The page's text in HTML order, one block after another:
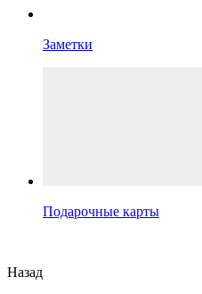
Заметки
Подарочные карты
Назад